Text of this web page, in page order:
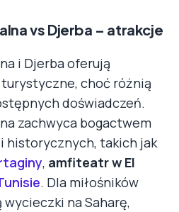
vs Djerba – atrakcje
i Djerba oferują
choć różnią
doświadczeń.
zachwyca bogactwem
historycznych, takich jak
, amfiteatr w El
. Dla miłośników
na Saharę,